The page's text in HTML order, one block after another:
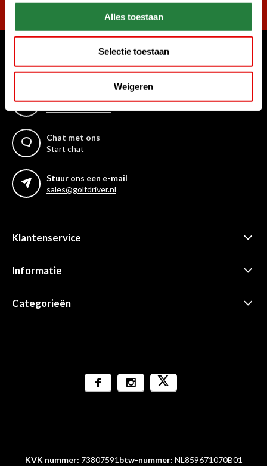
Alles toestaan
Selectie toestaan
Weigeren
Waar kunnen we u mee helpen?
Klantenservice:
Chat met ons
Start chat
Stuur ons een e-mail
sales@golfdriver.nl
Klantenservice
Informatie
Categorieën
KVK nummer: 73807591 btw-nummer: NL859671070B01